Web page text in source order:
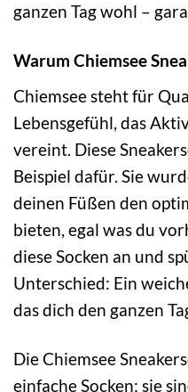
ganzen Tag wohl –
Warum Chiemsee
Chiemsee steht für
Lebensgefühl, das
vereint. Diese
Beispiel dafür. Sie
deinen Füßen den
bieten, egal was du
diese Socken an und
Unterschied: Ein
das dich den ganzen
Die Chiemsee
einfache Socken; sie